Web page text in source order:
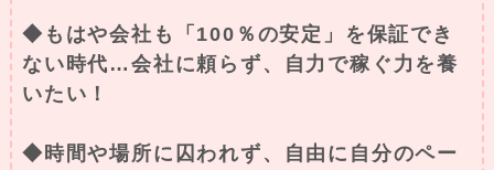
◆もはや会社も「100％の安定」を保証でき
ない時代…会社に頼らず、自力で稼ぐ力を養
いたい！
◆時間や場所に囚われず、自由に自分のペー